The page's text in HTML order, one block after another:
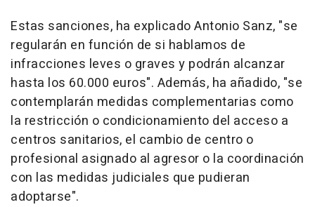
Estas sanciones, ha explicado Antonio Sanz, "se
regularán en función de si hablamos de
infracciones leves o graves y podrán alcanzar
hasta los 60.000 euros". Además, ha añadido, "se
contemplarán medidas complementarias como
la restricción o condicionamiento del acceso a
centros sanitarios, el cambio de centro o
profesional asignado al agresor o la coordinación
con las medidas judiciales que pudieran
adoptarse".